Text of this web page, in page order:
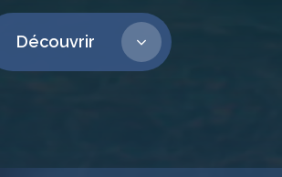
Découvrir